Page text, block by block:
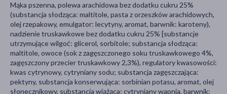
Mąka pszenna, polewa arachidowa bez dodatku cukru 25%
(substancja słodząca: maltitole, pasta z orzeszków arachidowych,
olej rzepakowy, emulgator: lecytyny, aromat, barwnik: karoteny),
nadzienie truskawkowe bez dodatku cukru 25% [substancje
utrzymujące wilgoć: glicerol, sorbitole; substancja słodząca:
maltitole, owoce (sok z zagęszczonego soku truskawkowego 4%,
zagęszczony przecier truskawkowy 2,3%), regulatory kwasowości:
kwas cytrynowy, cytryniany sodu; substancja zagęszczająca:
pektyny, substancja konserwująca: sorbinian potasu, aromat, olej
słonecznikowy, substancja wiążąca: cytryniany wapnia, barwnik: